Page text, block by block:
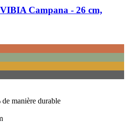
Campana -​ 26 cm,
manière durable